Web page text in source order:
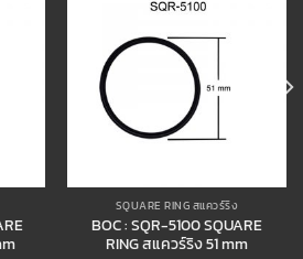
SQUARE RING สแควร์ริง
BOC : SQR-5100 SQUARE
RING สแควร์ริง 51 mm